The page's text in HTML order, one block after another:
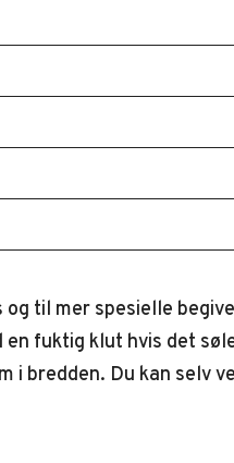
til mer spesielle
fuktig klut hvis det
bredden. Du kan selv